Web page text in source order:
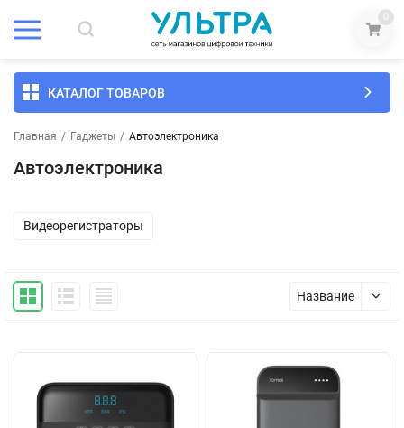
0
КАТАЛОГ ТОВАРОВ
Главная / Гаджеты / Автоэлектроника
Автоэлектроника
Видеорегистраторы
Название